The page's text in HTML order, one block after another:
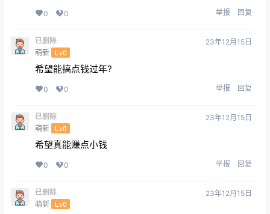
0 0 举报 回复
已删除
萌新 Lv0
23年12月15日
希望能搞点钱过年?
0 0 举报 回复
已删除
萌新 Lv0
23年12月15日
希望真能赚点小钱
0 0 举报 回复
已删除
萌新 Lv0
23年12月15日